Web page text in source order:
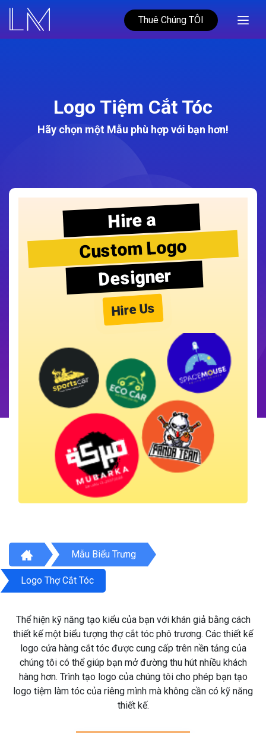
Thuê Chúng TÔI
Logo Tiệm Cắt Tóc
Hãy chọn một Mẫu phù hợp với bạn hơn!
Hire a
Custom Logo
Designer
Hire Us
Mẫu Biểu Trưng
Logo Thợ Cắt Tóc
Thể hiện kỹ năng tạo kiểu của bạn với khán giả bằng cách
thiết kế một biểu tượng thợ cắt tóc phô trương. Các thiết kế
logo cửa hàng cắt tóc được cung cấp trên nền tảng của
chúng tôi có thể giúp bạn mở đường thu hút nhiều khách
hàng hơn. Trình tạo logo của chúng tôi cho phép bạn tạo
logo tiệm làm tóc của riêng mình mà không cần có kỹ năng
thiết kế.